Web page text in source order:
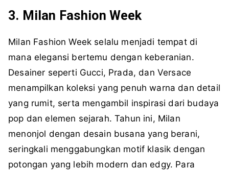
3. Milan Fashion Week
Milan Fashion Week selalu menjadi tempat di
mana elegansi bertemu dengan keberanian.
Desainer seperti Gucci, Prada, dan Versace
menampilkan koleksi yang penuh warna dan detail
yang rumit, serta mengambil inspirasi dari budaya
pop dan elemen sejarah. Tahun ini, Milan
menonjol dengan desain busana yang berani,
seringkali menggabungkan motif klasik dengan
potongan yang lebih modern dan edgy. Para